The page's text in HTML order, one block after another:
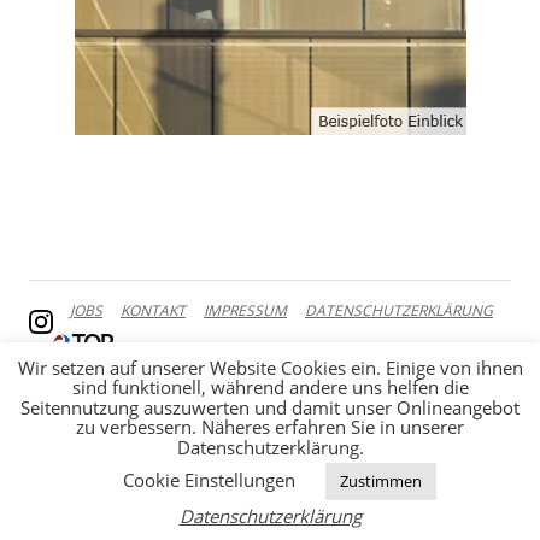
JOBS KONTAKT IMPRESSUM DATENSCHUTZERKLÄRUNG
Wir setzen auf unserer Website Cookies ein. Einige von ihnen
sind funktionell, während andere uns helfen die
Seitennutzung auszuwerten und damit unser Onlineangebot
zu verbessern. Näheres erfahren Sie in unserer
Datenschutzerklärung.
Cookie Einstellungen
Zustimmen
Datenschutzerklärung